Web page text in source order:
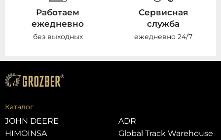
Работаем
ежедневно
без выходных
Сервисная
служба
ежедневно 24/7
Каталог
JOHN DEERE
HIMOINSA
ADR
Global Track Warehouse